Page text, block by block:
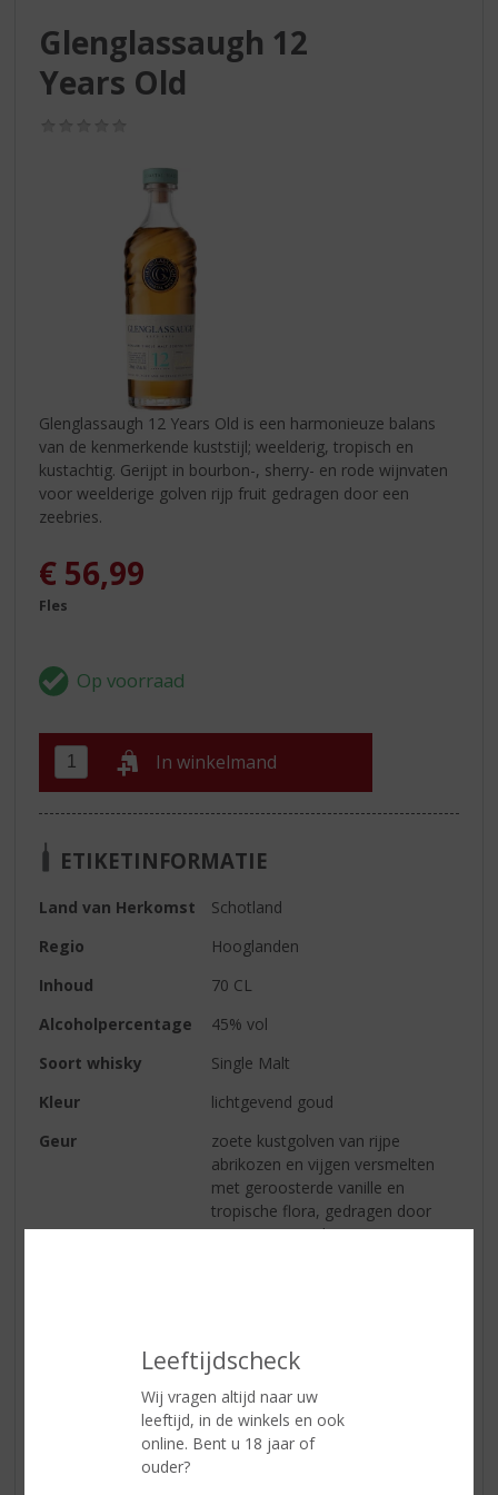
Leeftijdscheck
Wij vragen altijd naar uw
leeftijd, in de winkels en ook
online. Bent u 18 jaar of
ouder?
Glenglassaugh 12
Years Old
Glenglassaugh 12 Years Old is een harmonieuze balans
van de kenmerkende kuststijl; weelderig, tropisch en
kustachtig. Gerijpt in bourbon-, sherry- en rode wijnvaten
voor weelderige golven rijp fruit gedragen door een
zeebries.
€ 56,99
Fles
In winkelmand
ETIKETINFORMATIE
Land van Herkomst
Schotland
Regio
Hooglanden
Inhoud
70 CL
Alcoholpercentage
45% vol
Soort whisky
Single Malt
Kleur
lichtgevend goud
Geur
zoete kustgolven van rijpe
abrikozen en vijgen versmelten
met geroosterde vanille en
tropische flora, gedragen door
een warme zeebries
Reviews
Schrijf een review